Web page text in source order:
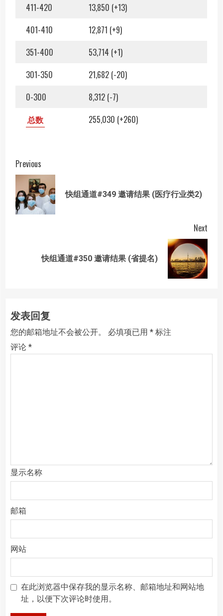
411-420
13,850 (+13)
401-410
12,871 (+9)
351-400
53,714 (+1)
301-350
21,682 (-20)
0-300
8,312 (-7)
总数
255,030 (+260)
Post
navigation
Previous
快组通道#349 邀请结果 (医疗行业类2)
Next
快组通道#350 邀请结果 (省提名)
发表回复
您的邮箱地址不会被公开。 必填项已用 * 标注
评论 *
显示名称
邮箱
网站
在此浏览器中保存我的显示名称、邮箱地址和网站地
址，以便下次评论时使用。